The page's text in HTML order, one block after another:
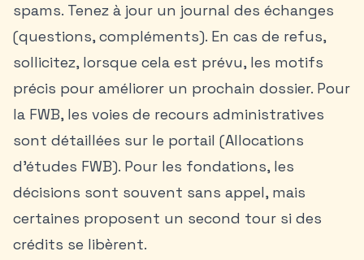
spams. Tenez à jour un journal des échanges
(questions, compléments). En cas de refus,
sollicitez, lorsque cela est prévu, les motifs
précis pour améliorer un prochain dossier. Pour
la FWB, les voies de recours administratives
sont détaillées sur le portail (Allocations
d’études FWB). Pour les fondations, les
décisions sont souvent sans appel, mais
certaines proposent un second tour si des
crédits se libèrent.